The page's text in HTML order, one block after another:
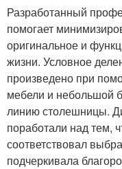
Разработанный
помогает
оригинальное и
жизни. Условное
произведено при
мебели и небольшой
линию столешницы.
поработали над тем,
соответствовал
подчеркивала